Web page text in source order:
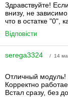
Здравствуйте!
внизу, не
что в остатке "0",
Відповісти
serega3324 / 14
Отличный модуль!
Корректно
Встал сразу, без